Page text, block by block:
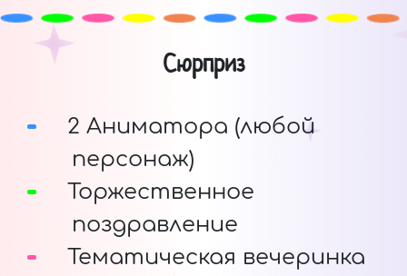
Сюрприз
2 Аниматора (любой
персонаж)
Торжественное
поздравление
Тематическая вечеринка